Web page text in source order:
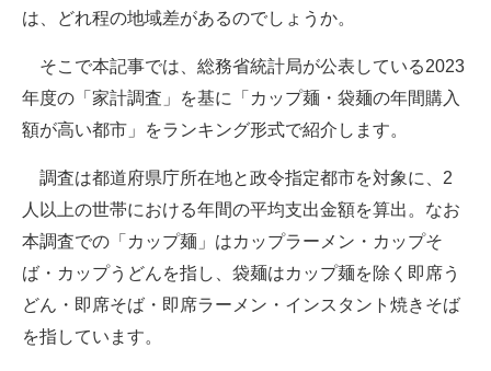
好きが集まる 比べて選べる
ビジネスと働き方のヒント
AI活用のいまが分かる
経営リーダーのコミュニティ
は、どれ程の地域差があるのでしょうか。
そこで本記事では、総務省統計局が公表している2023
年度の「家計調査」を基に「カップ麺・袋麺の年間購入
額が高い都市」をランキング形式で紹介します。
調査は都道府県庁所在地と政令指定都市を対象に、2
人以上の世帯における年間の平均支出金額を算出。なお
本調査での「カップ麺」はカップラーメン・カップそ
ば・カップうどんを指し、袋麺はカップ麺を除く即席う
どん・即席そば・即席ラーメン・インスタント焼きそば
を指しています。